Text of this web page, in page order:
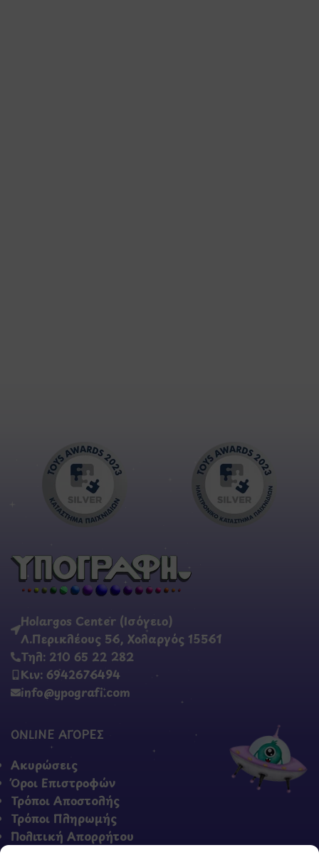
Holargos Center (Ισόγειο)
Λ.Περικλέους 56, Χολαργός 15561
Τηλ: 210 65 22 282
Κιν: 6942676494
info@ypografi.com
ONLINE ΑΓΟΡΕΣ
Ακυρώσεις
Όροι Επιστροφών
Τρόποι Αποστολής
Τρόποι Πληρωμής
Πολιτική Απορρήτου